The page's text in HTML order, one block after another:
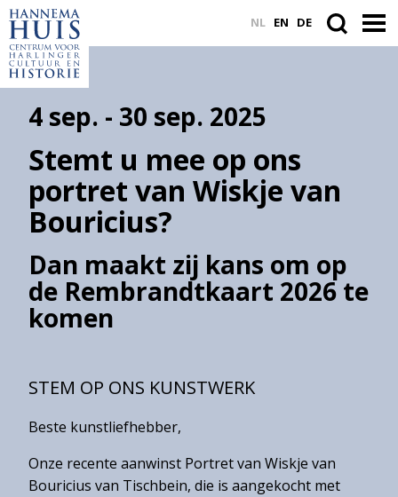
NL EN DE
4 sep. - 30 sep. 2025
Stemt u mee op ons
portret van Wiskje van
Bouricius?
Dan maakt zij kans om op
de Rembrandtkaart 2026 te
komen
STEM OP ONS KUNSTWERK
Beste kunstliefhebber,
Onze recente aanwinst Portret van Wiskje van
Bouricius van Tischbein, die is aangekocht met
ACTUEEL
VASTE COLLECTIE
PLAN JE BEZOEK
WORD VRIEND
Zoek
website
Toegangsprijzen
Bereikbaarheid